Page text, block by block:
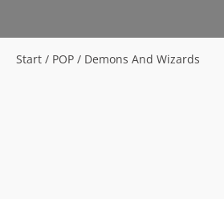
Start / POP / Demons And Wizards